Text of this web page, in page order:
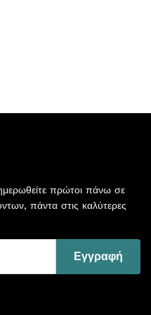
πρώτοι πάνω σε
πάντα στις καλύτερες